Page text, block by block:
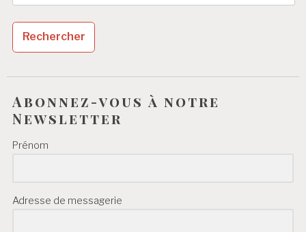
Abonnez-vous à notre
Newsletter
Prénom
Adresse de messagerie